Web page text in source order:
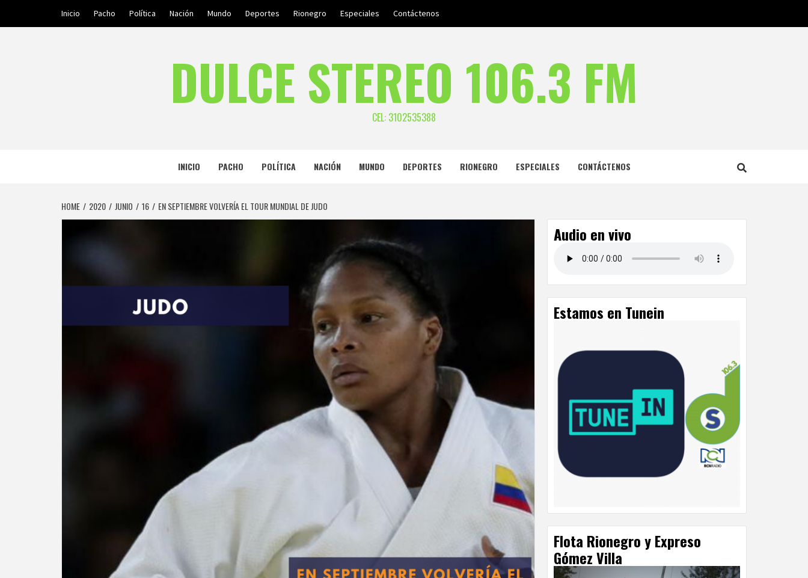
Inicio Pacho Política Nación Mundo Deportes Rionegro Especiales Contáctenos
DULCE STEREO 106.3 FM
CEL: 3102535388
INICIO PACHO POLÍTICA NACIÓN MUNDO DEPORTES RIONEGRO ESPECIALES CONTÁCTENOS
HOME 2020 JUNIO 16 EN SEPTIEMBRE VOLVERÍA EL TOUR MUNDIAL DE JUDO
Audio en vivo
Estamos en Tunein
Flota Rionegro y Expreso
Gómez Villa